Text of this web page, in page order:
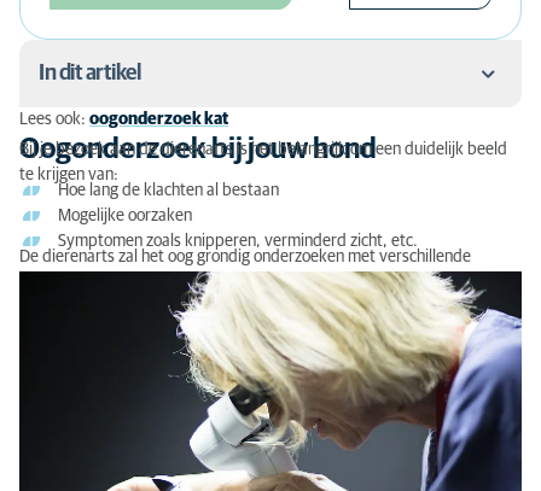
In dit artikel
Oogonderzoek bij jouw hond
Aanvullend oogonderzoek bij honden
Na het oogonderzoek van je hond
Oogchirurgie voor je hond
Kosten van oogonderzoek voor je hond
Heb je vragen of twijfels?
Lees ook: oogonderzoek kat
Oogonderzoek bij jouw hond
Bij je bezoek aan de dierenarts is het belangrijk om een duidelijk beeld
te krijgen van:
Hoe lang de klachten al bestaan
Mogelijke oorzaken
Symptomen zoals knipperen, verminderd zicht, etc.
De dierenarts zal het oog grondig onderzoeken met verschillende
instrumenten om de oorzaak te vinden.